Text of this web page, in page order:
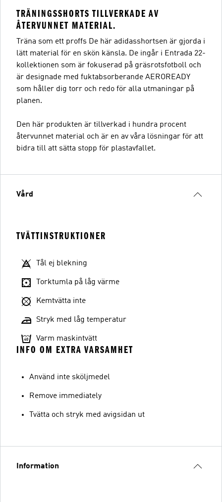
TRÄNINGSSHORTS TILLVERKADE AV
ÅTERVUNNET MATERIAL.
Träna som ett proffs De här adidasshortsen är gjorda i
lätt material för en skön känsla. De ingår i Entrada 22-
kollektionen som är fokuserad på gräsrotsfotboll och
är designade med fuktabsorberande AEROREADY
som håller dig torr och redo för alla utmaningar på
planen.
Den här produkten är tillverkad i hundra procent
återvunnet material och är en av våra lösningar för att
bidra till att sätta stopp för plastavfallet.
Vård
TVÄTTINSTRUKTIONER
Tål ej blekning
Torktumla på låg värme
Kemtvätta inte
Stryk med låg temperatur
Varm maskintvätt
INFO OM EXTRA VARSAMHET
Använd inte sköljmedel
Remove immediately
Tvätta och stryk med avigsidan ut
Information